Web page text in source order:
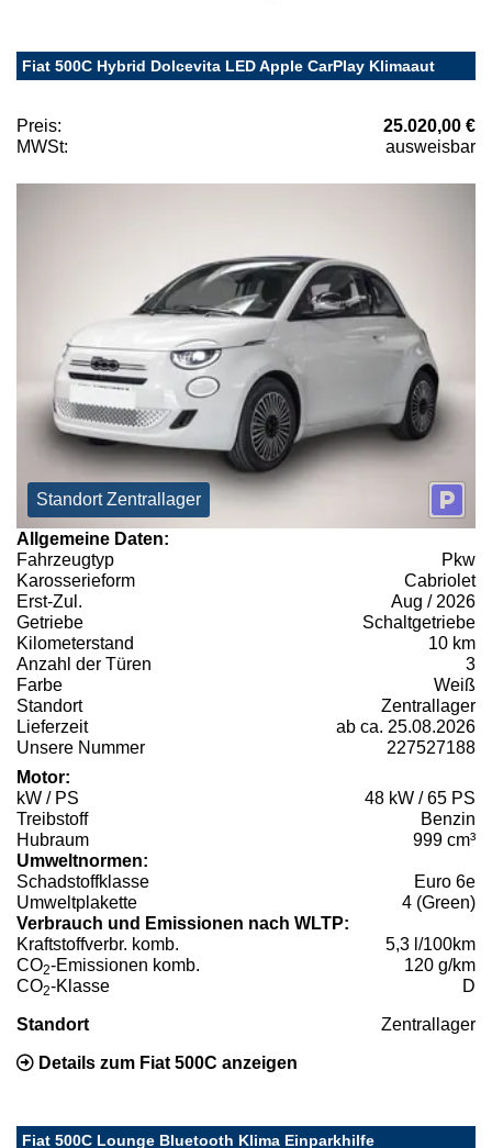
Fiat 500C Hybrid Dolcevita LED Apple CarPlay Klimaaut
Preis:
25.020,00 €
MWSt:
ausweisbar
Standort Zentrallager
Allgemeine Daten:
Fahrzeugtyp
Pkw
Karosserieform
Cabriolet
Erst-Zul.
Aug / 2026
Getriebe
Schaltgetriebe
Kilometerstand
10 km
Anzahl der Türen
3
Farbe
Weiß
Standort
Zentrallager
Lieferzeit
ab ca. 25.08.2026
Unsere Nummer
227527188
Motor:
kW / PS
48 kW / 65 PS
Treibstoff
Benzin
Hubraum
999 cm³
Umweltnormen:
Schadstoffklasse
Euro 6e
Umweltplakette
4 (Green)
Verbrauch und Emissionen nach WLTP:
Kraftstoffverbr. komb.
5,3 l/100km
CO2-Emissionen komb.
120 g/km
CO2-Klasse D
Standort Zentrallager
Details zum Fiat 500C anzeigen
Fiat 500C Lounge Bluetooth Klima Einparkhilfe